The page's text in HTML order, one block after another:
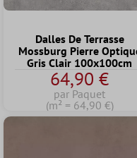
Dalles De Terrasse
Mossburg Pierre
Gris Clair 100x100cm
64,90 €
par Paquet
(m² = 64,90 €)